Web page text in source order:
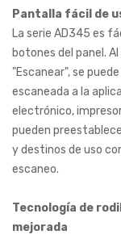
Pantalla fácil de
La serie AD345 es
botones del panel.
"Escanear", se
escaneada a la
electrónico,
pueden
y destinos de uso
escaneo.
Tecnología de
mejorada